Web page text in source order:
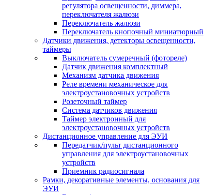
регулятора освещенности, диммера,
переключателя жалюзи
Переключатель жалюзи
Переключатель кнопочный миниатюрный
Датчики движения, детекторы освещенности,
таймеры
Выключатель сумеречный (фотореле)
Датчик движения комплектный
Механизм датчика движения
Реле времени механическое для
электроустановочных устройств
Розеточный таймер
Система датчиков движения
Таймер электронный для
электроустановочных устройств
Дистанционное управление для ЭУИ
Передатчик/пульт дистанционного
управления для электроустановочных
устройств
Приемник радиосигнала
Рамки, декоративные элементы, основания для
ЭУИ